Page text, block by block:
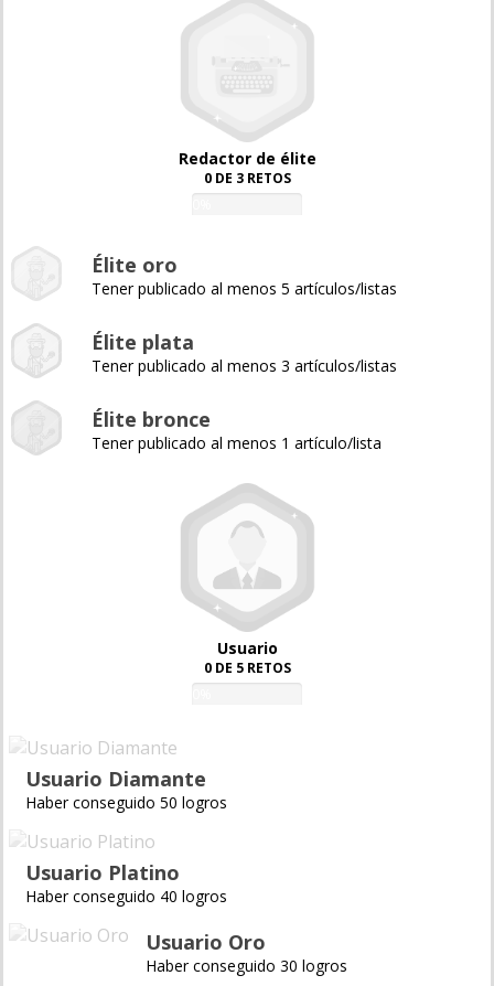
Redactor de élite
0 DE 3 RETOS
Élite oro
Tener publicado al menos 5 artículos/listas
Élite plata
Tener publicado al menos 3 artículos/listas
Élite bronce
Tener publicado al menos 1 artículo/lista
Usuario
0 DE 5 RETOS
Usuario Diamante
Haber conseguido 50 logros
Usuario Platino
Haber conseguido 40 logros
Usuario Oro
Haber conseguido 30 logros